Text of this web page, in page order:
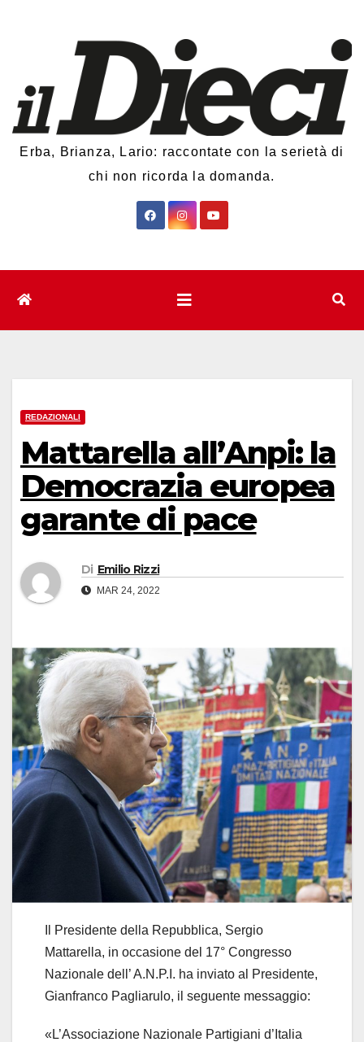
Erba, Brianza, Lario: raccontate con la serietà di
chi non ricorda la domanda.
REDAZIONALI
Mattarella all’Anpi: la
Democrazia europea
garante di pace
Di Emilio Rizzi
MAR 24, 2022
Il Presidente della Repubblica, Sergio
Mattarella, in occasione del 17° Congresso
Nazionale dell’ A.N.P.I. ha inviato al Presidente,
Gianfranco Pagliarulo, il seguente messaggio:
«L’Associazione Nazionale Partigiani d’Italia